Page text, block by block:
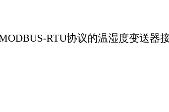
台，百度、阿里、腾讯、华为多家巨头也纷
来